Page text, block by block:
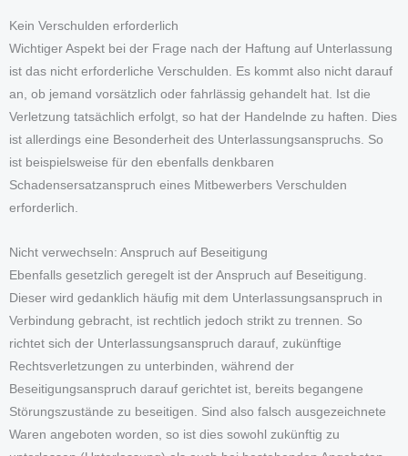
Kein Verschulden erforderlich
Wichtiger Aspekt bei der Frage nach der Haftung auf Unterlassung
ist das nicht erforderliche Verschulden. Es kommt also nicht darauf
an, ob jemand vorsätzlich oder fahrlässig gehandelt hat. Ist die
Verletzung tatsächlich erfolgt, so hat der Handelnde zu haften. Dies
ist allerdings eine Besonderheit des Unterlassungsanspruchs. So
ist beispielsweise für den ebenfalls denkbaren
Schadensersatzanspruch eines Mitbewerbers Verschulden
erforderlich.
Nicht verwechseln: Anspruch auf Beseitigung
Ebenfalls gesetzlich geregelt ist der Anspruch auf Beseitigung.
Dieser wird gedanklich häufig mit dem Unterlassungsanspruch in
Verbindung gebracht, ist rechtlich jedoch strikt zu trennen. So
richtet sich der Unterlassungsanspruch darauf, zukünftige
Rechtsverletzungen zu unterbinden, während der
Beseitigungsanspruch darauf gerichtet ist, bereits begangene
Störungszustände zu beseitigen. Sind also falsch ausgezeichnete
Waren angeboten worden, so ist dies sowohl zukünftig zu